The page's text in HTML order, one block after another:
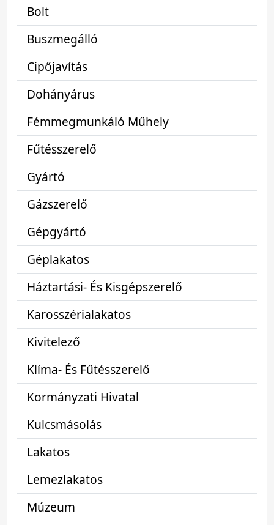
Bolt
Buszmegálló
Cipőjavítás
Dohányárus
Fémmegmunkáló Műhely
Fűtésszerelő
Gyártó
Gázszerelő
Gépgyártó
Géplakatos
Háztartási- És Kisgépszerelő
Karosszérialakatos
Kivitelező
Klíma- És Fűtésszerelő
Kormányzati Hivatal
Kulcsmásolás
Lakatos
Lemezlakatos
Múzeum